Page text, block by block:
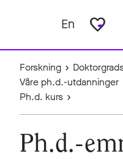
En favorite_border
Forskning
Våre ph.d.-utdanninger
Ph.d. kurs
Ph.d.-